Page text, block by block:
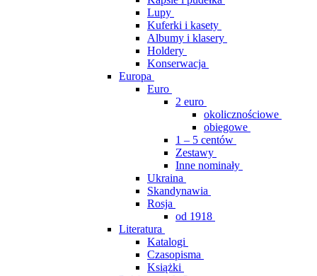
Lupy
Kuferki i kasety
Albumy i klasery
Holdery
Konserwacja
Europa
Euro
2 euro
okolicznościowe
obiegowe
1 – 5 centów
Zestawy
Inne nominały
Ukraina
Skandynawia
Rosja
od 1918
Literatura
Katalogi
Czasopisma
Książki